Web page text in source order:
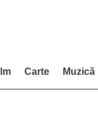
Carte Muzică